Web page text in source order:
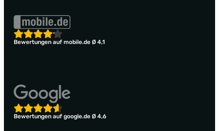
Bewertungen auf mobile.de Ø 4,1
Bewertungen auf google.de Ø 4,6